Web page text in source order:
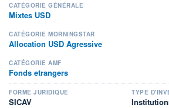
CATÉGORIE GÉNÉRALE
Mixtes USD
CATÉGORIE MORNINGSTAR
Allocation USD Agressive
CATÉGORIE AMF
Fonds etrangers
FORME JURIDIQUE
SICAV
TYPE